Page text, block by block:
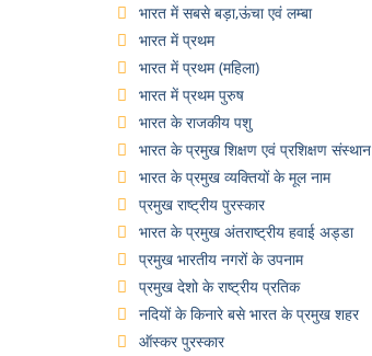
भारत में सबसे बड़ा,ऊंचा एवं लम्बा
भारत में प्रथम
भारत में प्रथम (महिला)
भारत में प्रथम पुरुष
भारत के राजकीय पशु
भारत के प्रमुख शिक्षण एवं प्रशिक्षण संस्थान
भारत के प्रमुख व्यक्तियों के मूल नाम
प्रमुख राष्ट्रीय पुरस्कार
भारत के प्रमुख अंतराष्ट्रीय हवाई अड्डा
प्रमुख भारतीय नगरों के उपनाम
प्रमुख देशो के राष्ट्रीय प्रतिक
नदियों के किनारे बसे भारत के प्रमुख शहर
ऑस्कर पुरस्कार